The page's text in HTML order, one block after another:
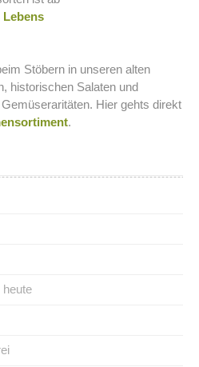
Lebens
Stöbern in unseren alten
historischen Salaten und
Hier gehts direkt
.
heute